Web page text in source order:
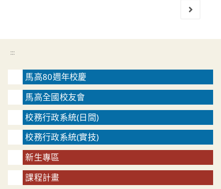
Go to
:::
馬高80週年校慶
馬高全國校友會
校務行政系統(日間)
校務行政系統(實技)
新生專區
課程計畫